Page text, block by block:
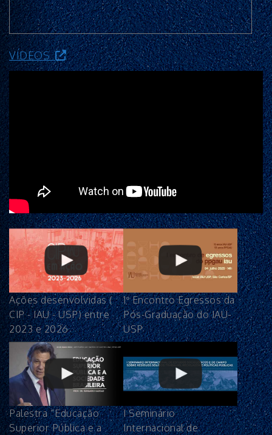
VÍDEOS
Ações desenvolvidas (
CIP - IAU - USP) entre
2023 e 2026
1º Encontro Egressos da
Pós-Graduação do IAU-
USP
Palestra “Educação
Superior Pública e a
I Seminário
Internacional de